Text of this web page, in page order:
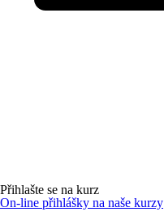
Přihlašte se na kurz
On-line přihlášky na naše kurzy